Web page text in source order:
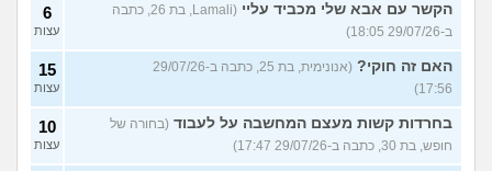
הקשר עם אבא שלי מכביד עליי
(Lamali, בת 26, כתבה
ב-29/07/26 18:05)
6
עצות
האם זה חוקי?
(אנונימית, בת 25, כתבה ב-29/07/26
17:56)
15
עצות
בחרדות קשות מעצם המחשבה על לעבוד (בחורה של
חופש, בת 30, כתבה ב-29/07/26 17:47)
10
עצות